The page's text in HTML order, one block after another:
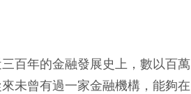
百年的金融發展史上，數以百萬
未曾有過一家金融機構，能夠在